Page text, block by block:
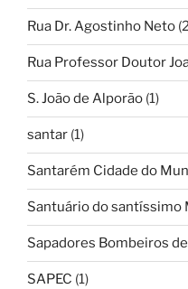
Rua Dr. Agostinho Neto
Rua Professor Doutor
S. João de Alporão (1)
santar (1)
Santarém Cidade do
Santuário do santíssimo
Sapadores Bombeiros
SAPEC (1)